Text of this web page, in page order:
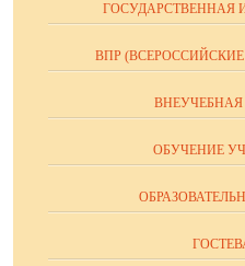
ГОСУДАРСТВЕННАЯ
ВПР
ВНЕУЧЕБНАЯ
ОБУЧЕНИЕ